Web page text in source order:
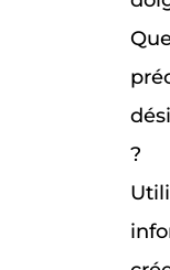
?